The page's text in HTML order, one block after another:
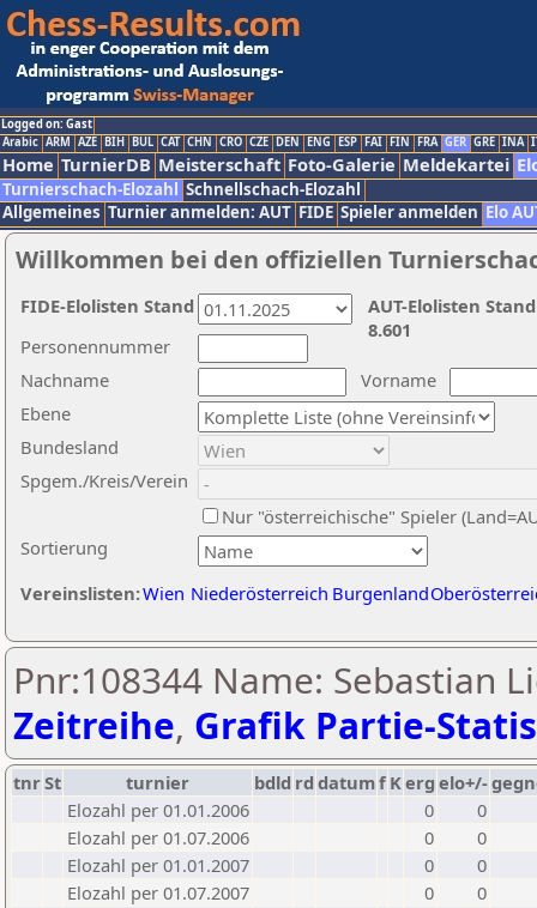
Logged on: Gast
Arabic ARM AZE BIH BUL CAT CHN CRO CZE DEN ENG ESP FAI FIN FRA GER GRE INA
Home TurnierDB Meisterschaft Foto-Galerie Meldekartei
Turnierschach-Elozahl Schnellschach-Elozahl
Allgemeines Turnier anmelden: AUT FIDE Spieler anmelden Elo
Willkommen bei den offiziellen
Nachname
Vorname
Ebene
Sortierung
Personennummer
Bundesland
Spgem./Kreis/Verein
Nur "österreichische" Spieler
Vereinslisten:Wien Niederösterreich Burgenland
AUT-Elolisten
8.601
FIDE-Elolisten Stand
Pnr:108344 Name: Sebastian
Zeitreihe, Grafik Partie-
tnrSt turnier bdld rd datumf Kerg elo+/-
Elozahl per 01.01.2006
0
0
Elozahl per 01.07.2006
0
0
Elozahl per 01.01.2007
0
0
Elozahl per 01.07.2007
0
0